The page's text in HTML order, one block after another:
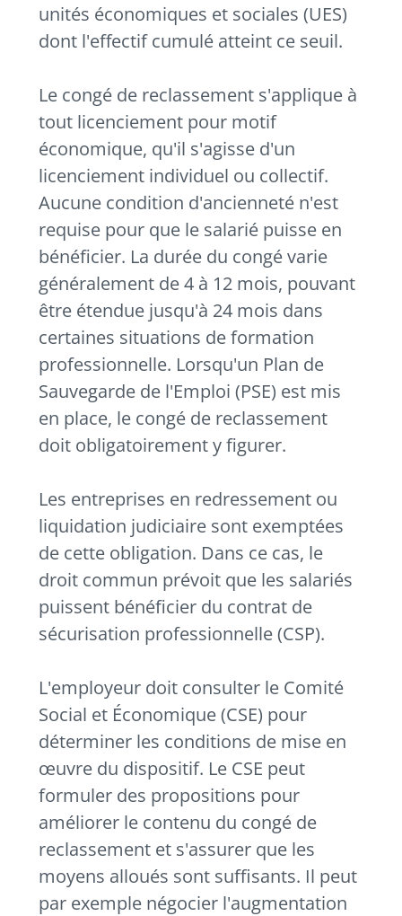
unités économiques et sociales (UES)
dont l'effectif cumulé atteint ce seuil.
Le congé de reclassement s'applique à
tout licenciement pour motif
économique, qu'il s'agisse d'un
licenciement individuel ou collectif.
Aucune condition d'ancienneté n'est
requise pour que le salarié puisse en
bénéficier. La durée du congé varie
généralement de 4 à 12 mois, pouvant
être étendue jusqu'à 24 mois dans
certaines situations de formation
professionnelle. Lorsqu'un Plan de
Sauvegarde de l'Emploi (PSE) est mis
en place, le congé de reclassement
doit obligatoirement y figurer.
Les entreprises en redressement ou
liquidation judiciaire sont exemptées
de cette obligation. Dans ce cas, le
droit commun prévoit que les salariés
puissent bénéficier du contrat de
sécurisation professionnelle (CSP).
L'employeur doit consulter le Comité
Social et Économique (CSE) pour
déterminer les conditions de mise en
œuvre du dispositif. Le CSE peut
formuler des propositions pour
améliorer le contenu du congé de
reclassement et s'assurer que les
moyens alloués sont suffisants. Il peut
par exemple négocier l'augmentation